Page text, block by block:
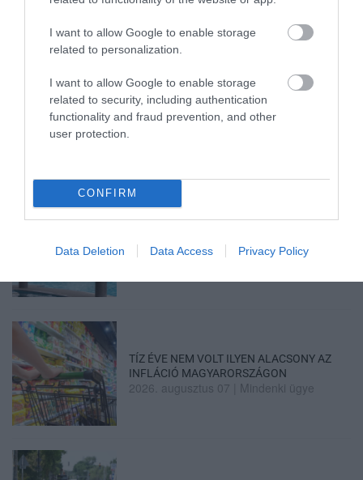
I want to allow Google to enable storage
related to personalization.
I want to allow Google to enable storage
related to security, including authentication
functionality and fraud prevention, and other
user protection.
CONFIRM
Data Deletion Data Access Privacy Policy
TÖBB MINT EGY HÓNAP IS LEHET, MIRE
TELJESEN ÚJRAINDUL A P...
LEÁLLÍTOTT SZOLGÁLTATÁSOK AZ EGRI...
2026. augusztus 07 |Eger ügye
TÍZ ÉVE NEM VOLT ILYEN ALACSONY AZ
INFLÁCIÓ MAGYARORSZÁGON
2026. augusztus 07 Mindenki ügye